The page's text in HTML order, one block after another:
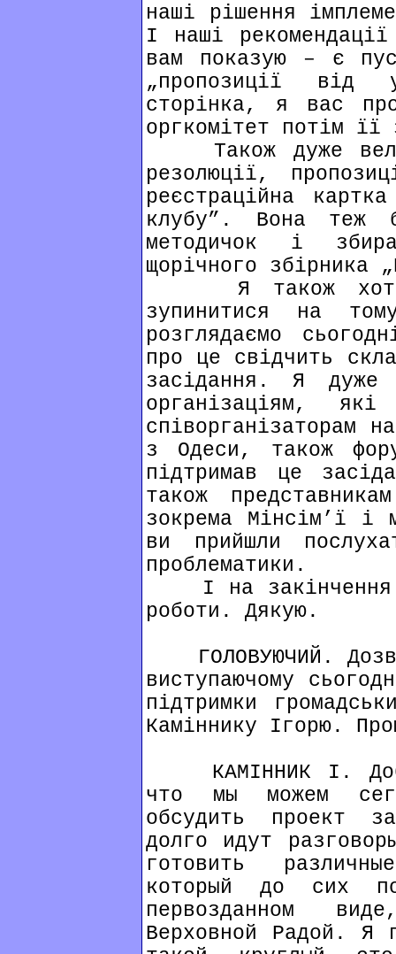
наші рішення
І наші
вам показую – є
„пропозиції від
сторінка, я вас
оргкомітет потім
Також дуже
резолюції,
реєстраційна
клубу”. Вона теж
методичок і
щорічного збірника
Я також хотів
зупинитися на
розглядаємо
про це свідчить
засідання. Я дуже
організаціям,
співорганізаторам
з Одеси, також
підтримав це
також
зокрема Мінсім’ї
ви прийшли
проблематики.
І на закінчення
роботи. Дякую.
ГОЛОВУЮЧИЙ.
виступаючому
підтримки
Каміннику Ігорю.
КАМІННИК І.
что мы можем
обсудить проект
долго идут
готовить
который до сих
первозданном
Верховной Радой. Я